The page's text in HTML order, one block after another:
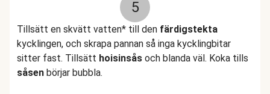
5
Tillsätt en skvätt vatten* till den färdigstekta
kycklingen, och skrapa pannan så inga kycklingbitar
sitter fast. Tillsätt hoisinsås och blanda väl. Koka tills
såsen börjar bubbla.